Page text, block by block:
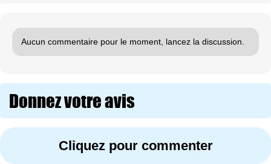
Aucun commentaire pour le moment, lancez la discussion.
Donnez votre avis
Cliquez pour commenter